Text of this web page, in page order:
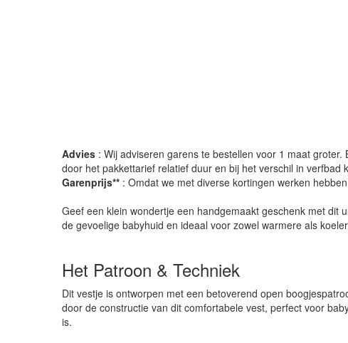
Advies : Wij adviseren garens te bestellen voor 1 maat
door het pakkettarief relatief duur en bij het verschil in verfbad
Garenprijs** : Omdat we met diverse kortingen werken
Geef een klein wondertje een handgemaakt geschenk met dit
de gevoelige babyhuid en ideaal voor zowel warmere als
Het Patroon & Techniek
Dit vestje is ontworpen met een betoverend open
door de constructie van dit comfortabele vest, perfect voor
is.